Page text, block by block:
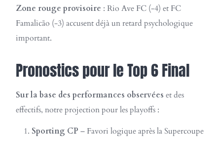
Zone rouge provisoire : Rio Ave FC (-4) et FC
Famalicão (-3) accusent déjà un retard psychologique
important.
Pronostics pour le Top 6 Final
Sur la base des performances observées et des
effectifs, notre projection pour les playoffs :
Sporting CP – Favori logique après la Supercoupe